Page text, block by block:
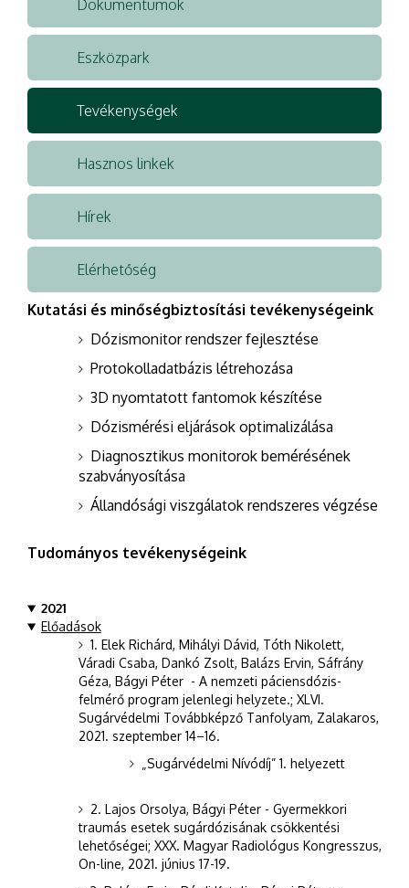
Dokumentumok
Eszközpark
Tevékenységek
Hasznos linkek
Hírek
Elérhetőség
Kutatási és minőségbiztosítási tevékenységeink
Dózismonitor rendszer fejlesztése
Protokolladatbázis létrehozása
3D nyomtatott fantomok készítése
Dózismérési eljárások optimalizálása
Diagnosztikus monitorok bemérésének
szabványosítása
Állandósági viszgálatok rendszeres végzése
Tudományos tevékenységeink
2021
Előadások
1. Elek Richárd, Mihályi Dávid, Tóth Nikolett,
Váradi Csaba, Dankó Zsolt, Balázs Ervin, Sáfrány
Géza, Bágyi Péter - A nemzeti páciensdózis-
felmérő program jelenlegi helyzete.; XLVI.
Sugárvédelmi Továbbképző Tanfolyam, Zalakaros,
2021. szeptember 14–16.
„Sugárvédelmi Nívódíj” 1. helyezett
2. Lajos Orsolya, Bágyi Péter - Gyermekkori
traumás esetek sugárdózisának csökkentési
lehetőségei; XXX. Magyar Radiológus Kongresszus,
On-line, 2021. június 17-19.